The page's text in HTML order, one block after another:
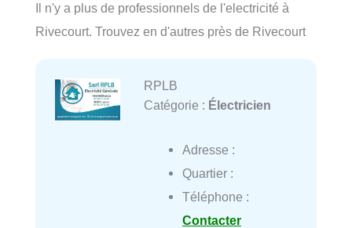
Il n'y a plus de professionnels de l'electricité à
Rivecourt. Trouvez en d'autres près de Rivecourt
RPLB
Catégorie : Électricien
Adresse :
Quartier :
Téléphone :
Contacter